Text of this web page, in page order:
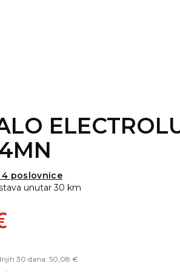
poslovnice
unutar 30 km
30 dana: 50,08 €